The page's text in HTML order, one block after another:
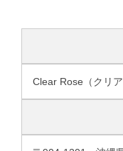
Clear Rose（クリア